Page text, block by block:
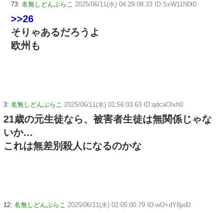
73: 名無しどんぶらこ 2025/06/11(水) 04:29:08.33 ID:SxW11N0t0
>>26
そりゃあるだろうよ
欧州も
3: 名無しどんぶらこ 2025/06/11(水) 01:56:03.63 ID:qdcaOIxh0
21歳の元生徒なら、被害者生徒は無関係じゃな
いか…
これは無差別殺人になるのかな
12: 名無しどんぶらこ 2025/06/11(水) 02:05:00.79 ID:wO+dY8pd0